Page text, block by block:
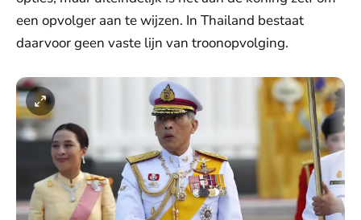
een opvolger aan te wijzen. In Thailand bestaat
daarvoor geen vaste lijn van troonopvolging.